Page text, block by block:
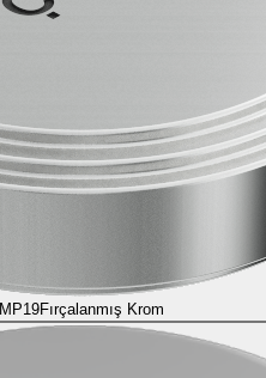
MP19Fırçalanmış Krom